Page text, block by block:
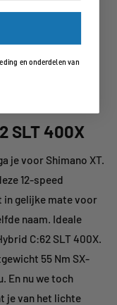
SLT 400X
je voor Shimano XT.
12-speed
in gelijke mate voor
naam. Ideale
C:62 SLT 400X.
55 Nm SX-
En nu we toch
je van het lichte
en onderdelen van